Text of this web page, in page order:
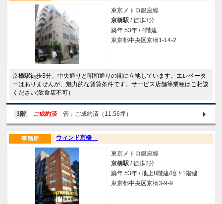
東京メトロ銀座線
京橋駅 / 徒歩3分
築年 53年 / 4階建
東京都中央区京橋1-14-2
京橋駅徒歩3分、中央通りと昭和通りの間に立地しています。エレベータ
ーはありませんが、魅力的な賃貸条件です。サービス店舗等業種はご相談
ください(飲食店不可）
3階 ご成約済 管：ご成約済（11.56坪）
ウィンド京橋
事務所
東京メトロ銀座線
京橋駅 / 徒歩2分
築年 53年 / 地上8階建/地下1階建
東京都中央区京橋3-9-9